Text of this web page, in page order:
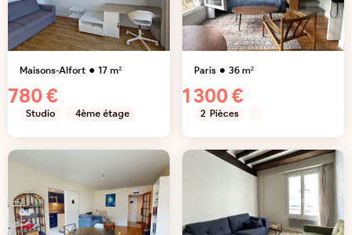
Maisons-Alfort 17m²
780 €
Studio 4ème étage
Paris 36m²
1 300 €
2 Pièces